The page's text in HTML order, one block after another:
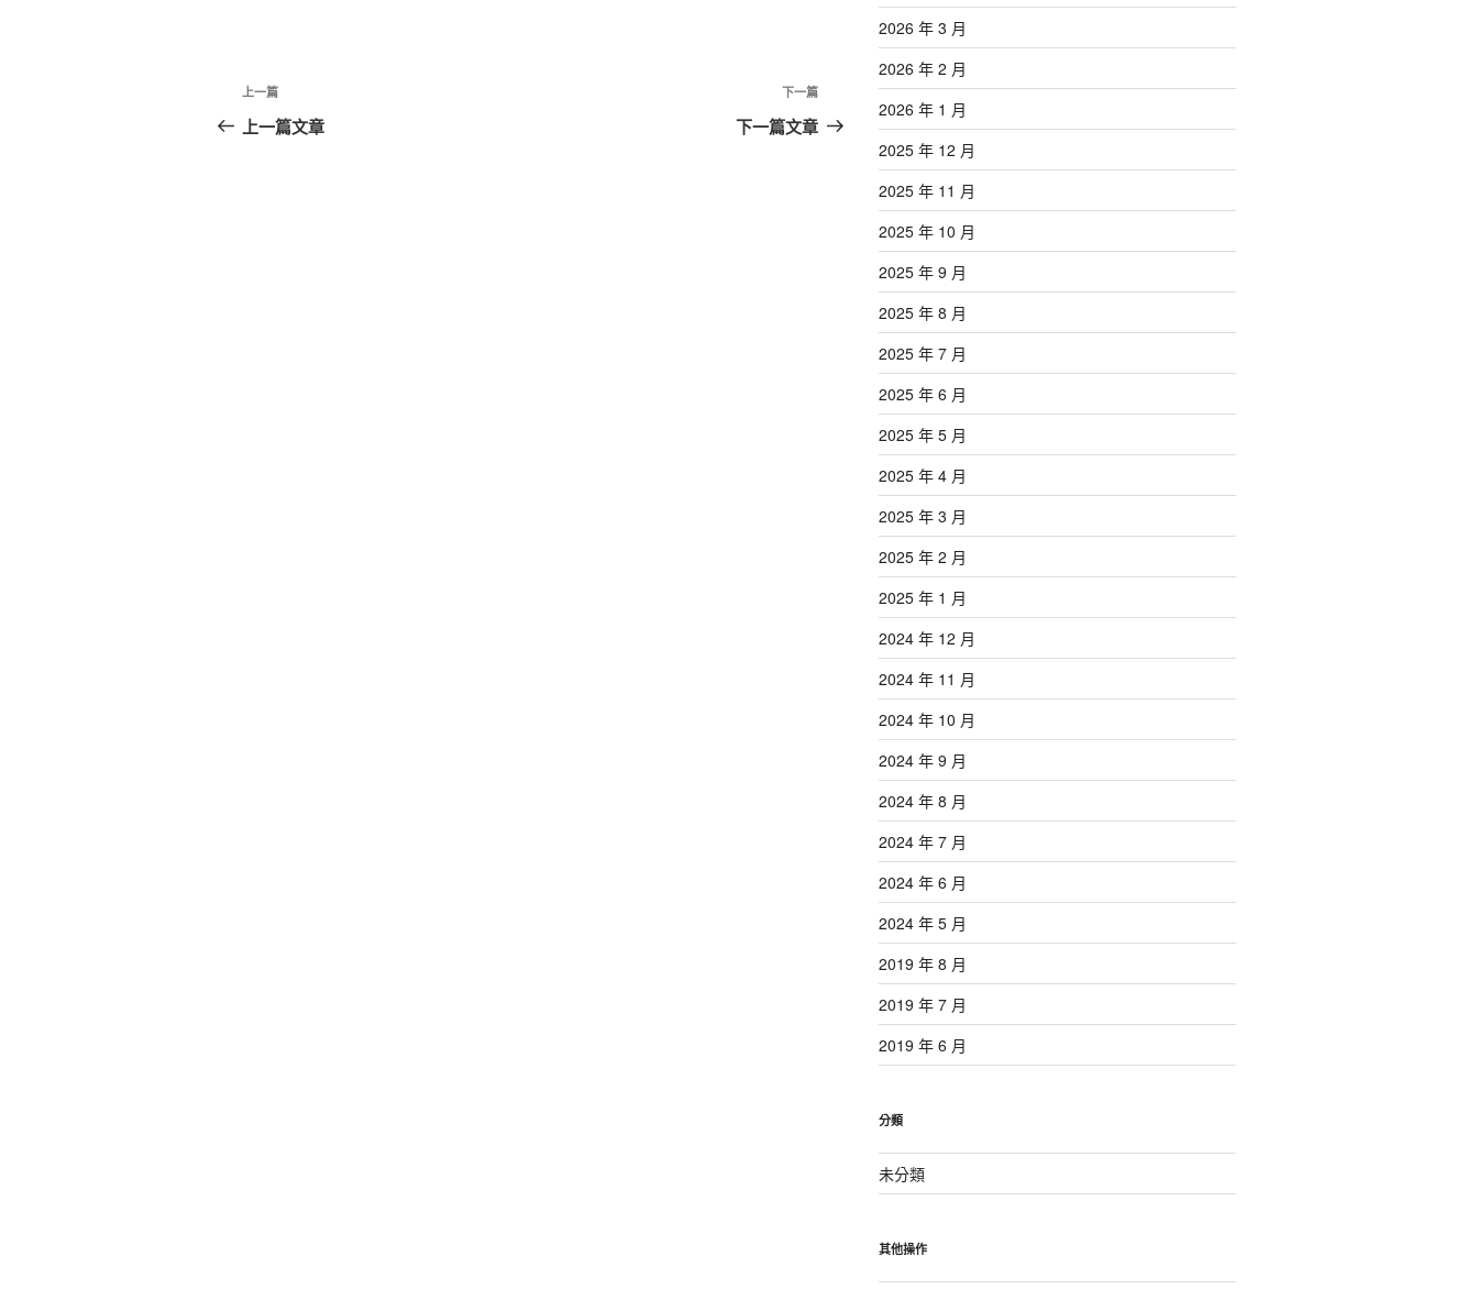
文
章
上
一
上一篇
上一篇文章
下
一
下一篇
下一篇文章
2026 年 3 月
2026 年 2 月
2026 年 1 月
2025 年 12 月
2025 年 11 月
2025 年 10 月
2025 年 9 月
2025 年 8 月
2025 年 7 月
2025 年 6 月
2025 年 5 月
2025 年 4 月
2025 年 3 月
2025 年 2 月
2025 年 1 月
2024 年 12 月
2024 年 11 月
2024 年 10 月
2024 年 9 月
2024 年 8 月
2024 年 7 月
2024 年 6 月
2024 年 5 月
2019 年 8 月
2019 年 7 月
2019 年 6 月
分類
未分類
其他操作